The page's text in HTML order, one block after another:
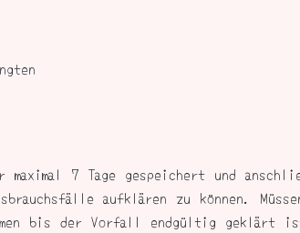
7 Tage gespeichert und
aufklären zu können. Müssen
bis der Vorfall endgültig geklärt